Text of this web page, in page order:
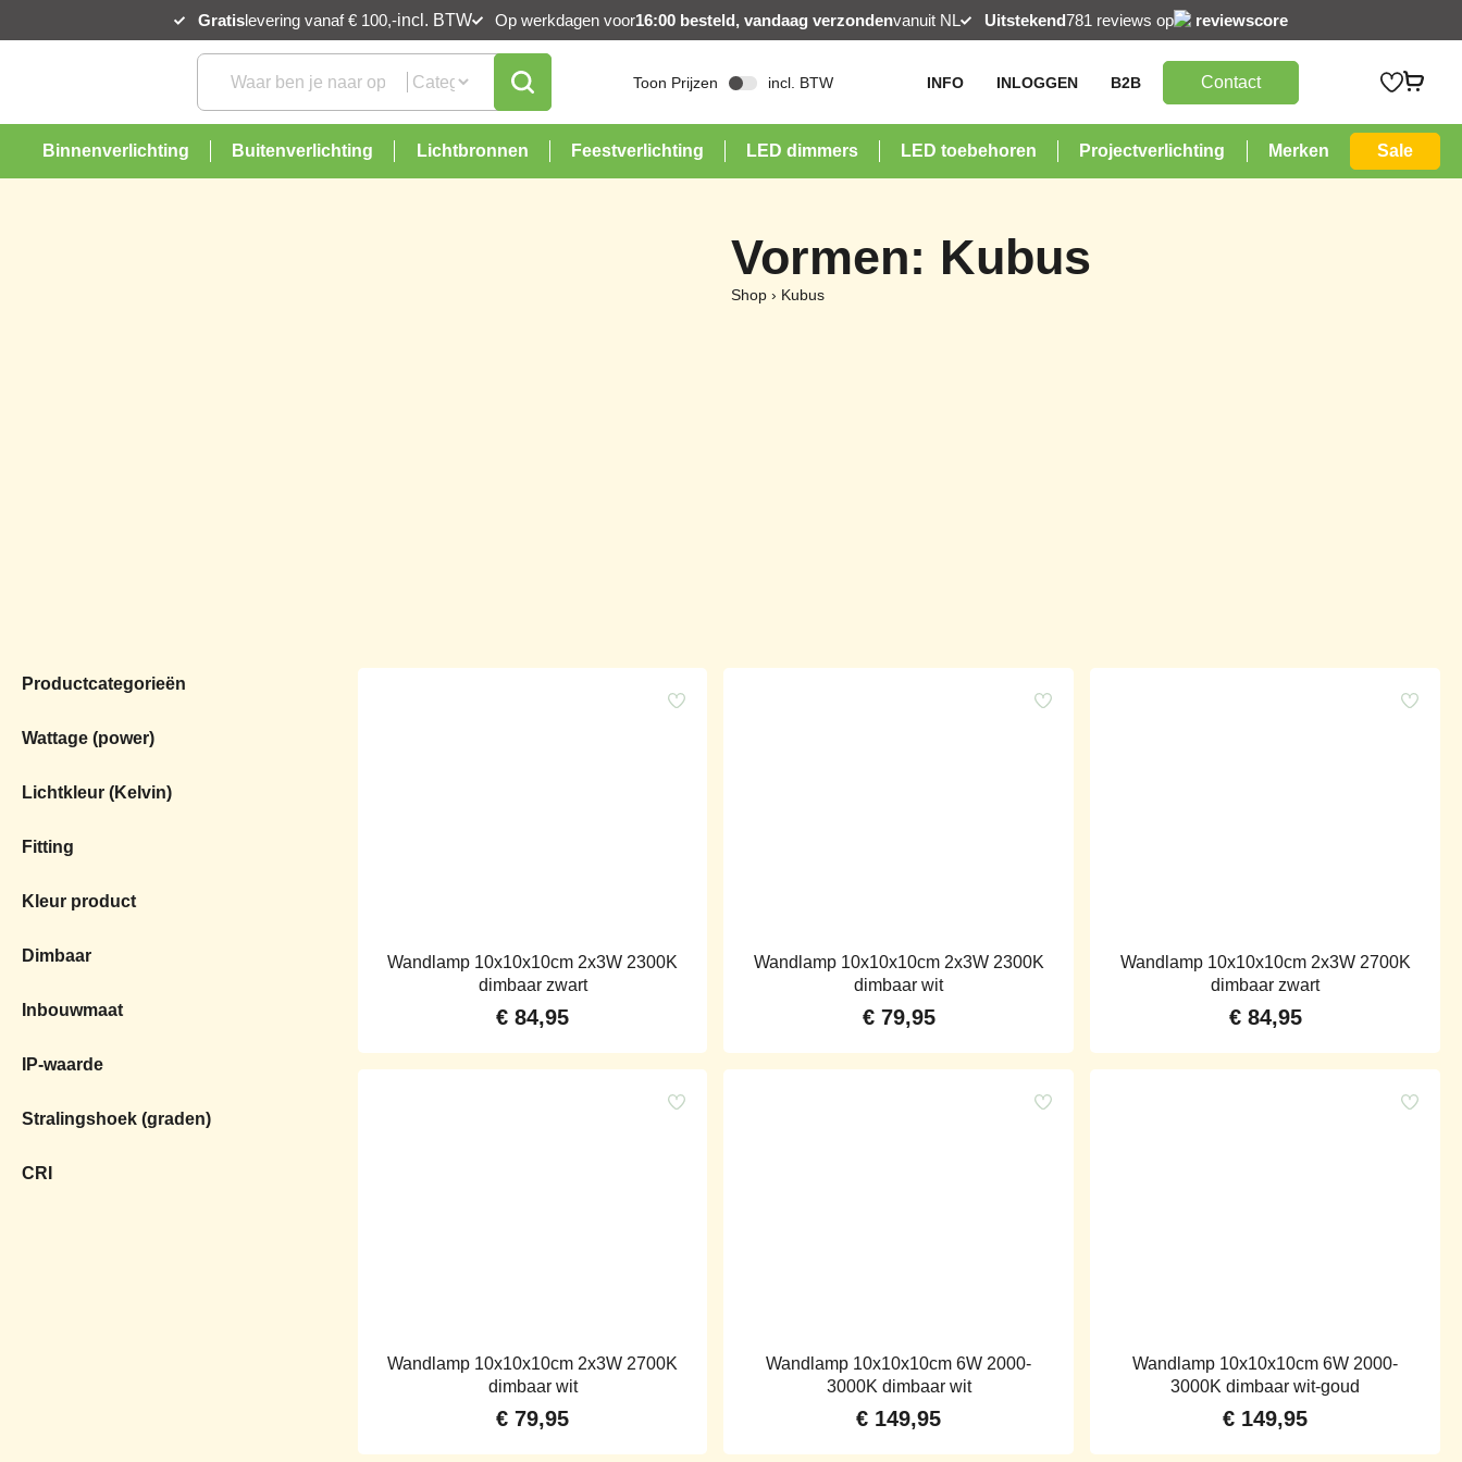
Gratislevering vanaf € 100,-incl. BTW Op werkdagen voor16:00 besteld, vandaag verzondenvanuit NL Uitstekend781 reviews op reviewscore
Toon Prijzen incl. BTW INFO INLOGGEN B2B Contact
Binnenverlichting Buitenverlichting Lichtbronnen Feestverlichting LED dimmers LED toebehoren Projectverlichting Merken Sale
Vormen: Kubus
Shop › Kubus
Productcategorieën
Wattage (power)
Lichtkleur (Kelvin)
Fitting
Kleur product
Dimbaar
Inbouwmaat
IP-waarde
Stralingshoek (graden)
CRI
Wandlamp 10x10x10cm 2x3W 2300K
dimbaar zwart
€ 84,95
Wandlamp 10x10x10cm 2x3W 2300K
dimbaar wit
€79,95
Wandlamp 10x10x10cm 2x3W 2700K
dimbaar zwart
€84,95
Wandlamp 10x10x10cm 2x3W 2700K
dimbaar wit
€ 79,95
Wandlamp 10x10x10cm 6W 2000-
3000K dimbaar wit
€ 149,95
Wandlamp 10x10x10cm 6W 2000-
3000K dimbaar wit-goud
€ 149,95